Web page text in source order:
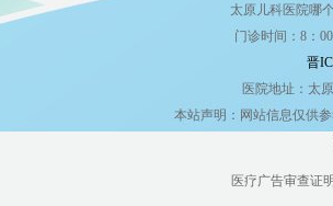
太原儿科医院哪
门诊时间：8：
晋
医院地址：太
本站声明：网站信息仅供
医疗广告审查证